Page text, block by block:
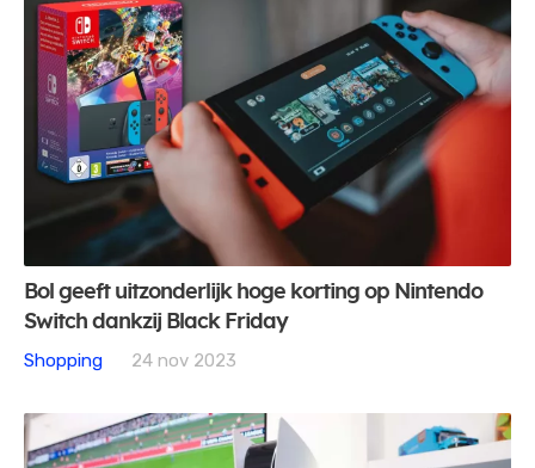
Bol geeft uitzonderlijk hoge korting op Nintendo
Switch dankzij Black Friday
Shopping
24 nov 2023